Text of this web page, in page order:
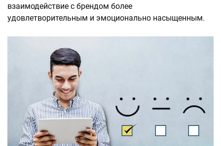
взаимодействие с брендом более
удовлетворительным и эмоционально насыщенным.